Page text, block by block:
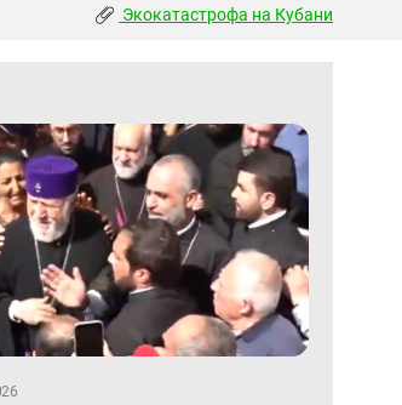
Экокатастрофа на Кубани